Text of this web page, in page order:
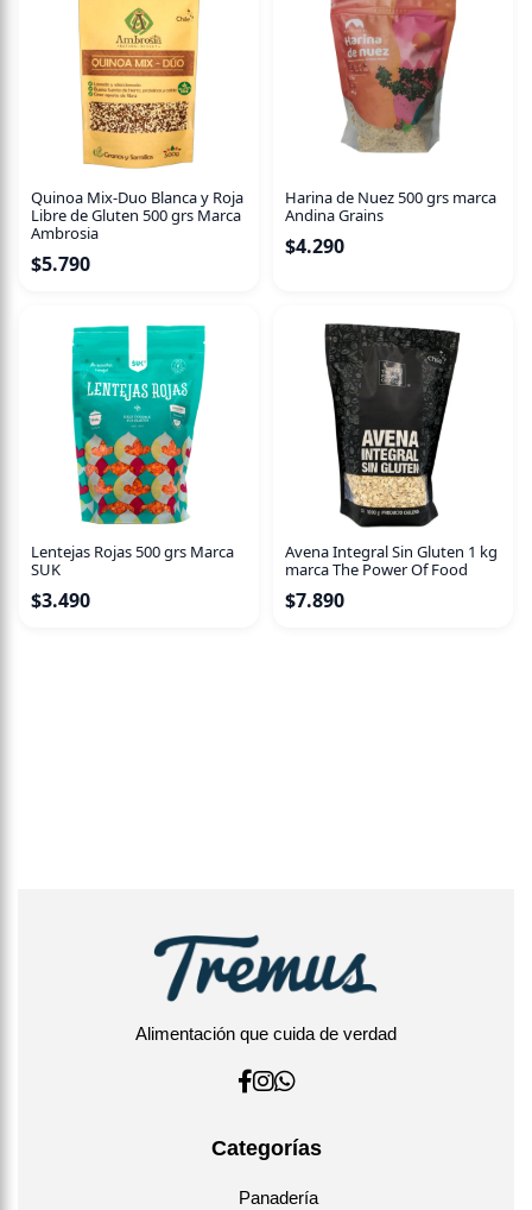
Nos encanta TANTO la granola que comerla solo en tazón
o en barrita no era suficiente. Queríamos que fuera tan
práctica que pudiéramos disfrutarla en todo momento: en
casa, en la oficina, en la merienda, sentados, parados,
corriendo o caminando.
¡Así nacieron nuestros Granola Bites, para que comer rico
y sano sea posible donde sea!
Quinoa Mix-Duo Blanca y Roja
Libre de Gluten 500 grs Marca
Ambrosia
$5.790
Harina de Nuez 500 grs marca
Andina Grains
$4.290
Lentejas Rojas 500 grs Marca
SUK
$3.490
Avena Integral Sin Gluten 1 kg
marca The Power Of Food
$7.890
Alimentación que cuida de verdad
Categorías
Panadería